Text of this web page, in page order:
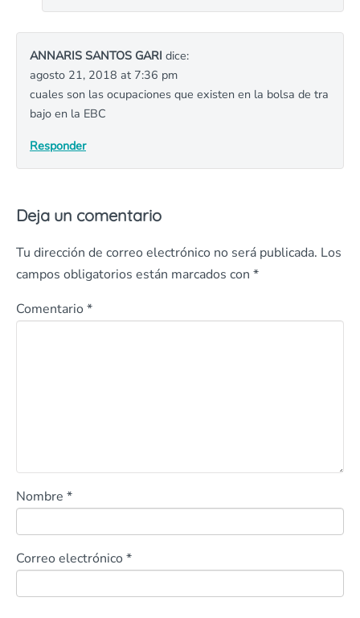
ANNARIS SANTOS GARI dice:
agosto 21, 2018 at 7:36 pm
cuales son las ocupaciones que existen en la bolsa de tra
bajo en la EBC
Responder
Deja un comentario
Tu dirección de correo electrónico no será publicada. Los
campos obligatorios están marcados con *
Comentario *
Nombre *
Correo electrónico *